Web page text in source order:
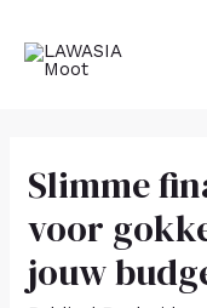
Slimme
voor
jouw